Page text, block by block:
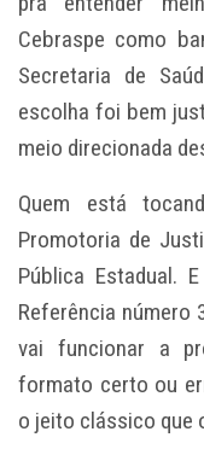
Cebraspe como
Secretaria de
escolha foi bem
meio direcionada
Quem está
Promotoria de
Pública Estadual.
Referência número
vai funcionar a
formato certo ou
o jeito clássico que